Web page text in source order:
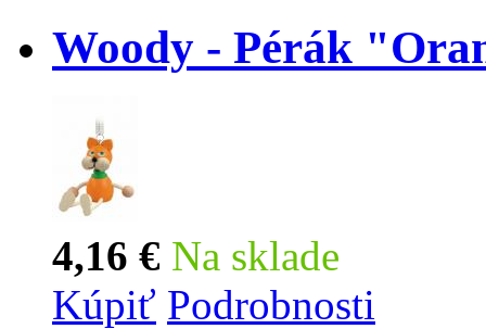
Woody - Pérák
4,16 € Na sklade
Kúpiť Podrobnosti